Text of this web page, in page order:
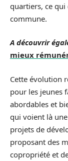
quartiers, ce
commune.
A découvrir
mieux
Cette évolution
pour les jeunes
abordables et
qui voient là
projets de
proposant des
copropriété et